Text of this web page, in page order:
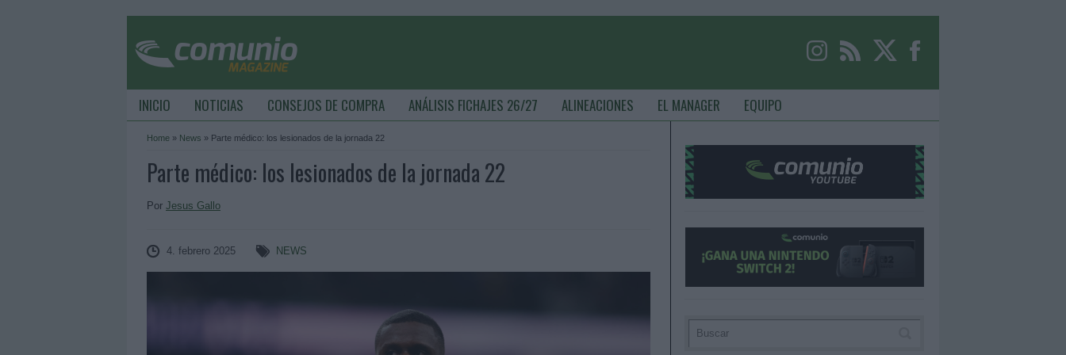
INICIO NOTICIAS CONSEJOS DE COMPRA ANÁLISIS FICHAJES 26/27 ALINEACIONES EL MANAGER EQUIPO
Home » News » Parte médico: los lesionados de la jornada 22
Parte médico: los lesionados de la jornada 22
Por Jesus Gallo
4. febrero 2025 NEWS